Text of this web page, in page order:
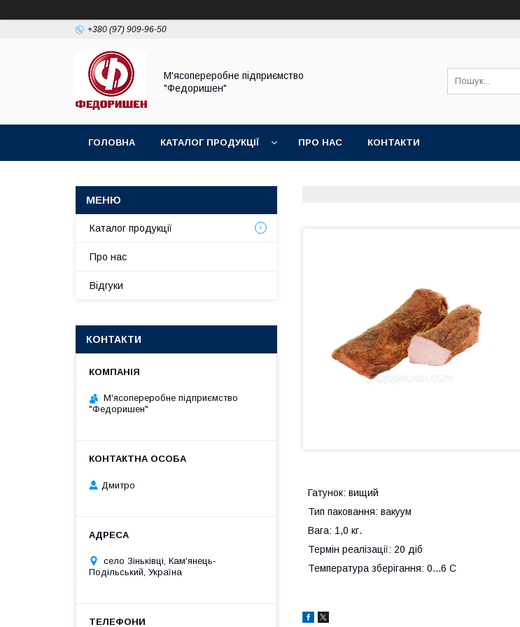
+380 (97) 909-96-50
М'ясопереробне підприємство
"Федоришен"
ГОЛОВНА КАТАЛОГ ПРОДУКЦІЇ ПРО НАС КОНТАКТИ
Гатунок: вищий
Тип паковання: вакуум
Вага: 1,0 кг.
Термін реалізації: 20 діб
Температура зберігання: 0...6 С
Каталог продукції
Про нас
Відгуки
КОНТАКТИ
М'ясопереробне підприємство
"Федоришен"
Дмитро
село Зіньківці, Кам'янець-
Подільський, Україна